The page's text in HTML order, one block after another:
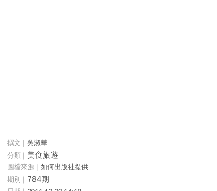
吳淑華
美食旅遊
如何出版社提供
784期